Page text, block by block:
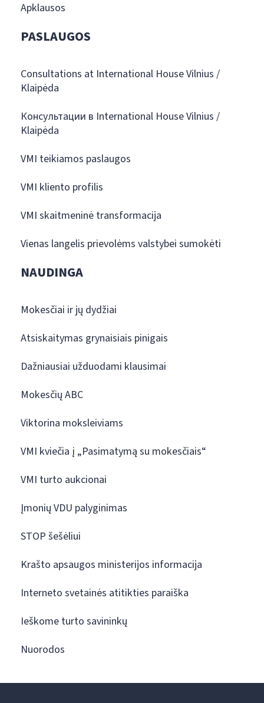
Apklausos
PASLAUGOS
Consultations at International House Vilnius /
Klaipėda
Консультации в International House Vilnius /
Klaipėda
VMI teikiamos paslaugos
VMI kliento profilis
VMI skaitmeninė transformacija
Vienas langelis prievolėms valstybei sumokėti
NAUDINGA
Mokesčiai ir jų dydžiai
Atsiskaitymas grynaisiais pinigais
Dažniausiai užduodami klausimai
Mokesčių ABC
Viktorina moksleiviams
VMI kviečia į „Pasimatymą su mokesčiais“
VMI turto aukcionai
Įmonių VDU palyginimas
STOP šešėliui
Krašto apsaugos ministerijos informacija
Interneto svetainės atitikties paraiška
Ieškome turto savininkų
Nuorodos